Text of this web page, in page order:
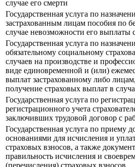
случае его смерти
Государственная услуга по
застрахованным лицам пособия по
случае невозможности его выплаты
Государственная услуга по
обязательному социальному
случаев на производстве и
виде единовременной и (или)
выплат застрахованному либо
получение страховых выплат в
Государственная услуга по
регистрационного учета
заключивших трудовой договор с
Государственная услуга по приему
основаниями для исчисления и
страховых взносов, а также
правильность исчисления и